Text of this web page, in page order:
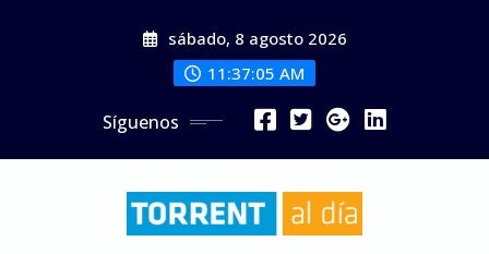
sábado, 8 agosto 2026
11:37:07 AM
Síguenos